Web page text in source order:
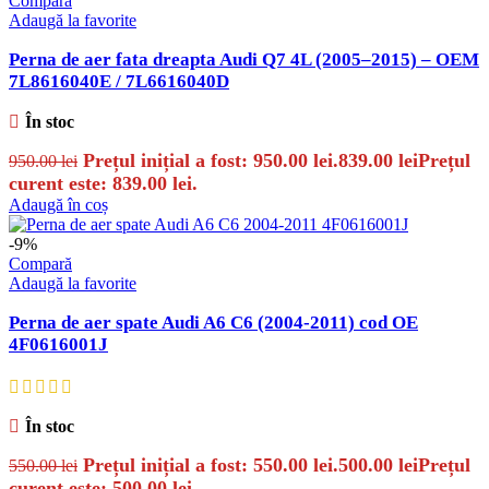
Adaugă la favorite
Perna de aer fata dreapta Audi Q7 4L (2005–2015) – OEM
7L8616040E / 7L6616040D
În stoc
950.00lei Prețul inițial a fost: 950.00 lei.839.00 leiPrețul
curent este: 839.00 lei.
Adaugă în coș
-9%
Compară
Adaugă la favorite
Perna de aer spate Audi A6 C6 (2004-2011) cod OE
4F0616001J
În stoc
550.00lei Prețul inițial a fost: 550.00 lei.500.00 leiPrețul